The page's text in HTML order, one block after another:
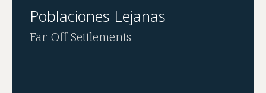
Poblaciones Lejanas
Far-Off Settlements